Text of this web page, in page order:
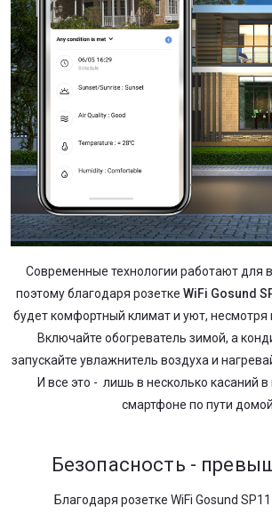
Современные технологии работают для
поэтому благодаря розетке WiFi Gosund
будет комфортный климат и уют, несмотря
Включайте обогреватель зимой, а
запускайте увлажнитель воздуха и
И все это - лишь в несколько касаний
смартфоне по пути
Безопасность -
Благодаря розетке WiFi Gosund